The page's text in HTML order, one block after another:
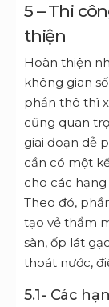
5 – Thi
thiện
Hoàn thiện
không gian
phần thô thì
cũng quan
giai đoạn dễ
cần có một
cho các
Theo đó,
tạo vẻ thẩm
sàn, ốp lát
thoát nước,
5.1- Các